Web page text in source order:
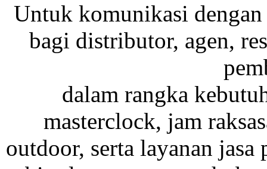
Untuk komunikasi dengan
bagi distributor, agen,
dalam rangka
masterclock, jam
outdoor, serta layanan